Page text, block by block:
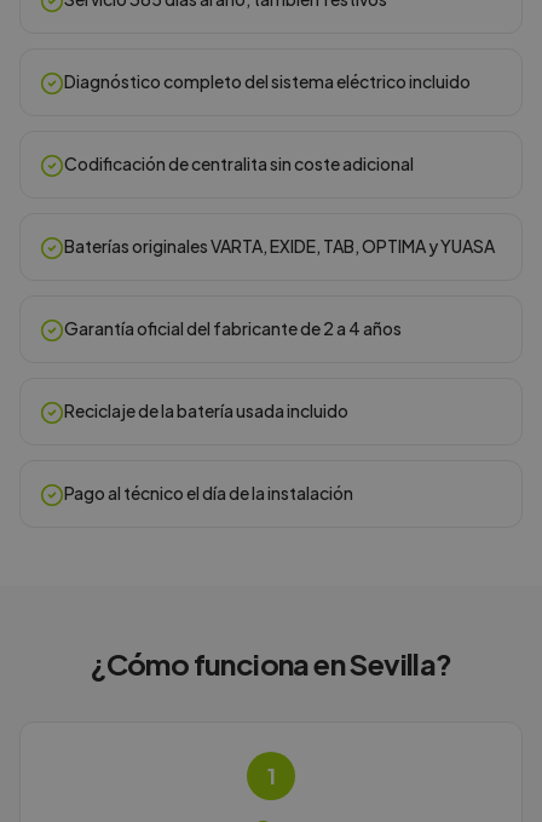
Diagnóstico completo del sistema eléctrico incluido
Codificación de centralita sin coste adicional
Baterías originales VARTA, EXIDE, TAB, OPTIMA y YUASA
Garantía oficial del fabricante de 2 a 4 años
Reciclaje de la batería usada incluido
Pago al técnico el día de la instalación
¿Cómo funciona enSevilla?
1